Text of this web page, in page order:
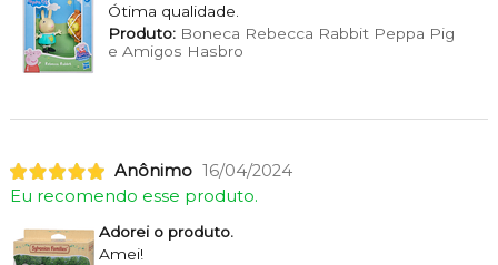
Ótima qualidade.
Produto:Boneca Rebecca Rabbit Peppa Pig
e Amigos Hasbro
Anônimo 16/04/2024
Eu recomendo esse produto.
Adorei o produto.
Amei!